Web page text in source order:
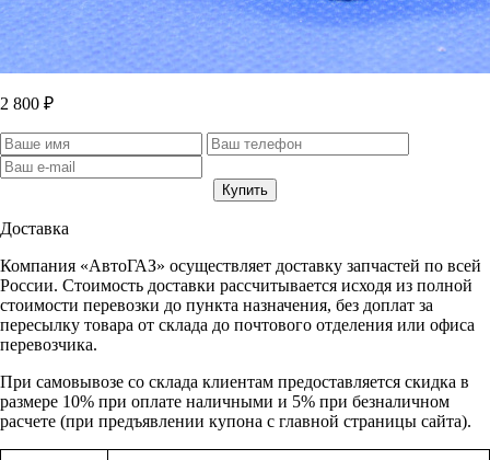
2 800 ₽
Доставка
Компания «АвтоГАЗ» осуществляет доставку запчастей по всей
России. Стоимость доставки рассчитывается исходя из полной
стоимости перевозки до пункта назначения, без доплат за
пересылку товара от склада до почтового отделения или офиса
перевозчика.
При самовывозе со склада клиентам предоставляется скидка в
размере 10% при оплате наличными и 5% при безналичном
расчете (при предъявлении купона с главной страницы сайта).